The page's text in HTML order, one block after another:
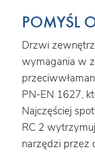
POMYŚL
Drzwi
wymagania w
PN-EN 1627,
Najczęściej
RC 2
narzędzi przez